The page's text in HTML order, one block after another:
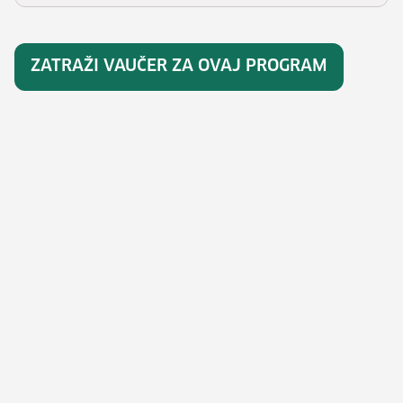
ZATRAŽI VAUČER ZA OVAJ PROGRAM